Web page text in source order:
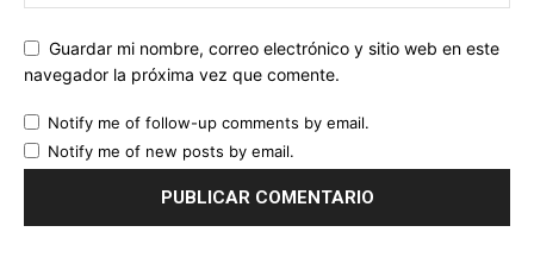
Guardar mi nombre, correo electrónico y sitio web en este
navegador la próxima vez que comente.
Notify me of follow-up comments by email.
Notify me of new posts by email.